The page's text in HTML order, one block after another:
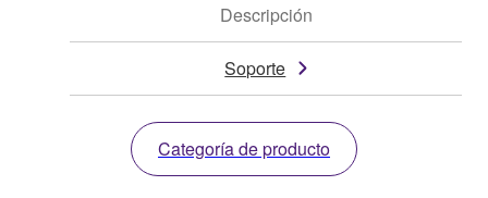
Descripción
Soporte
Categoría de producto